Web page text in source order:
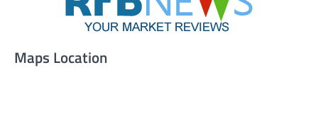
Maps Location